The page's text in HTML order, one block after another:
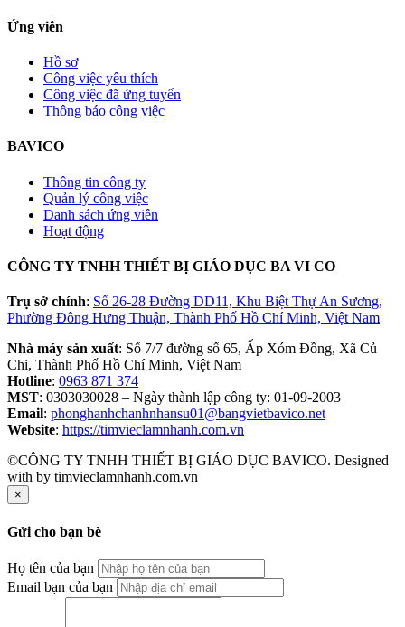
Ứng viên
Hồ sơ
Công việc yêu thích
Công việc đã ứng tuyển
Thông báo công việc
BAVICO
Thông tin công ty
Quản lý công việc
Danh sách ứng viên
Hoạt động
CÔNG TY TNHH THIẾT BỊ GIÁO DỤC BA VI CO
Trụ sở chính: Số 26-28 Đường DD11, Khu Biệt Thự An Sương,
Phường Đông Hưng Thuận, Thành Phố Hồ Chí Minh, Việt Nam
Nhà máy sản xuất: Số 7/7 đường số 65, Ấp Xóm Đồng, Xã Củ
Chi, Thành Phố Hồ Chí Minh, Việt Nam
Hotline: 0963 871 374
MST: 0303030028 – Ngày thành lập công ty: 01-09-2003
Email: phonghanhchanhnhansu01@bangvietbavico.net
Website: https://timvieclamnhanh.com.vn
©CÔNG TY TNHH THIẾT BỊ GIÁO DỤC BAVICO. Designed
with by timvieclamnhanh.com.vn
×
Gửi cho bạn bè
Họ tên của bạn
Email bạn của bạn